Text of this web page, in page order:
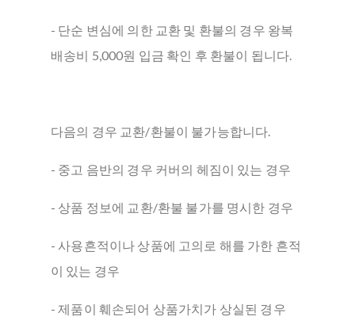
- 단순 변심에 의한 교환 및 환불의 경우 왕복
배송비 5,000원 입금 확인 후 환불이 됩니다.
다음의 경우 교환/환불이 불가능합니다.
- 중고 음반의 경우 커버의 헤짐이 있는 경우
- 상품 정보에 교환/환불 불가를 명시한 경우
- 사용흔적이나 상품에 고의로 해를 가한 흔적
이 있는 경우
- 제품이 훼손되어 상품가치가 상실된 경우